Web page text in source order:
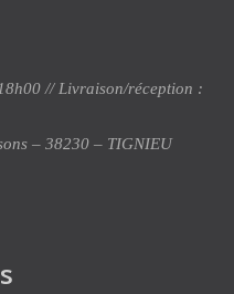
// Livraison/réception :
– 38230 – TIGNIEU